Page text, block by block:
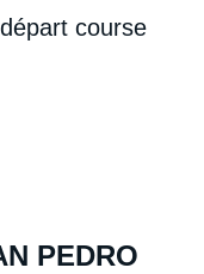
course
PEDRO